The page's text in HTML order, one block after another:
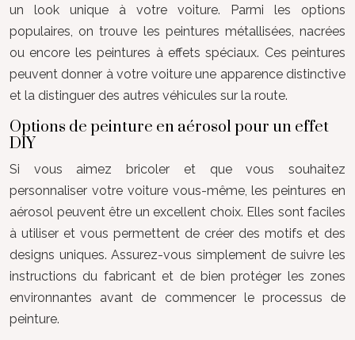
un look unique à votre voiture. Parmi les options
populaires, on trouve les peintures métallisées, nacrées
ou encore les peintures à effets spéciaux. Ces peintures
peuvent donner à votre voiture une apparence distinctive
et la distinguer des autres véhicules sur la route.
Options de peinture en aérosol pour un effet
DIY
Si vous aimez bricoler et que vous souhaitez
personnaliser votre voiture vous-même, les peintures en
aérosol peuvent être un excellent choix. Elles sont faciles
à utiliser et vous permettent de créer des motifs et des
designs uniques. Assurez-vous simplement de suivre les
instructions du fabricant et de bien protéger les zones
environnantes avant de commencer le processus de
peinture.